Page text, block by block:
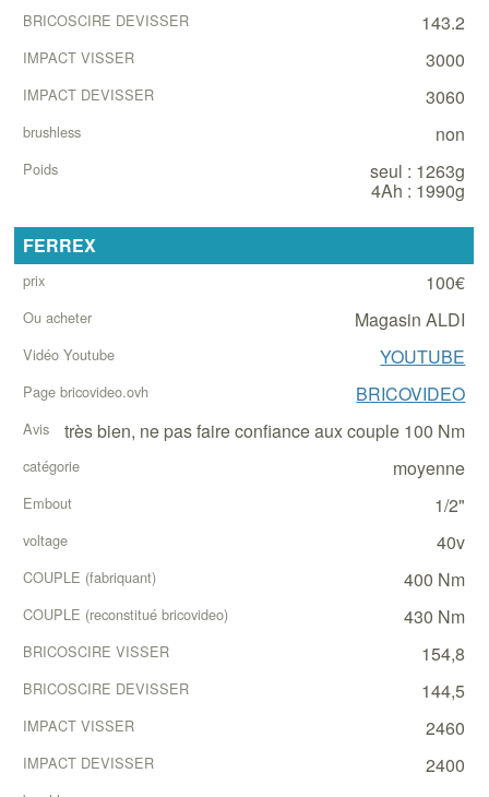
143.2
3000
3060
non
seul : 1263g
4Ah : 1990g
FERREX
100€
Magasin ALDI
YOUTUBE
BRICOVIDEO
très bien, ne pas faire confiance aux couple 100 Nm
moyenne
1/2"
40v
400 Nm
430 Nm
154,8
144,5
2460
2400